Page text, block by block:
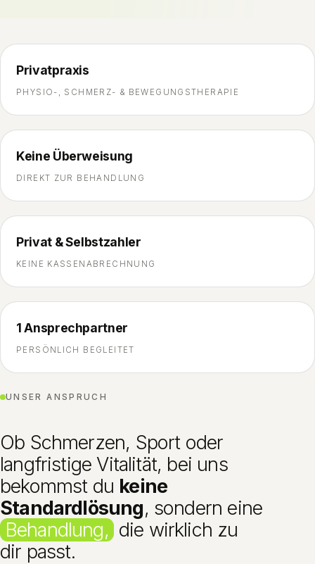
Privatpraxis
PHYSIO-, SCHMERZ- & BEWEGUNGSTHERAPIE
Keine Überweisung
DIREKT ZUR BEHANDLUNG
Privat & Selbstzahler
KEINE KASSENABRECHNUNG
1 Ansprechpartner
PERSÖNLICH BEGLEITET
UNSER ANSPRUCH
Ob Schmerzen, Sport oder
langfristige Vitalität, bei uns
bekommst du keine
Standardlösung, sondern eine
Behandlung, die wirklich zu
dir passt.